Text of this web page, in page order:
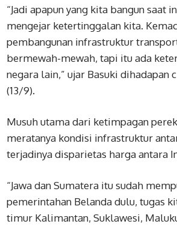
“Jadi apapun yang kita bangun
mengejar ketertinggalan kita.
pembangunan infrastruktur
bermewah-mewah, tapi itu ada
negara lain,” ujar Basuki dihadapan
(13/9).
Musuh utama dari ketimpagan
meratanya kondisi infrastruktur
terjadinya disparietas harga antara
“Jawa dan Sumatera itu sudah
pemerintahan Belanda dulu, tugas
timur Kalimantan, Suklawesi,